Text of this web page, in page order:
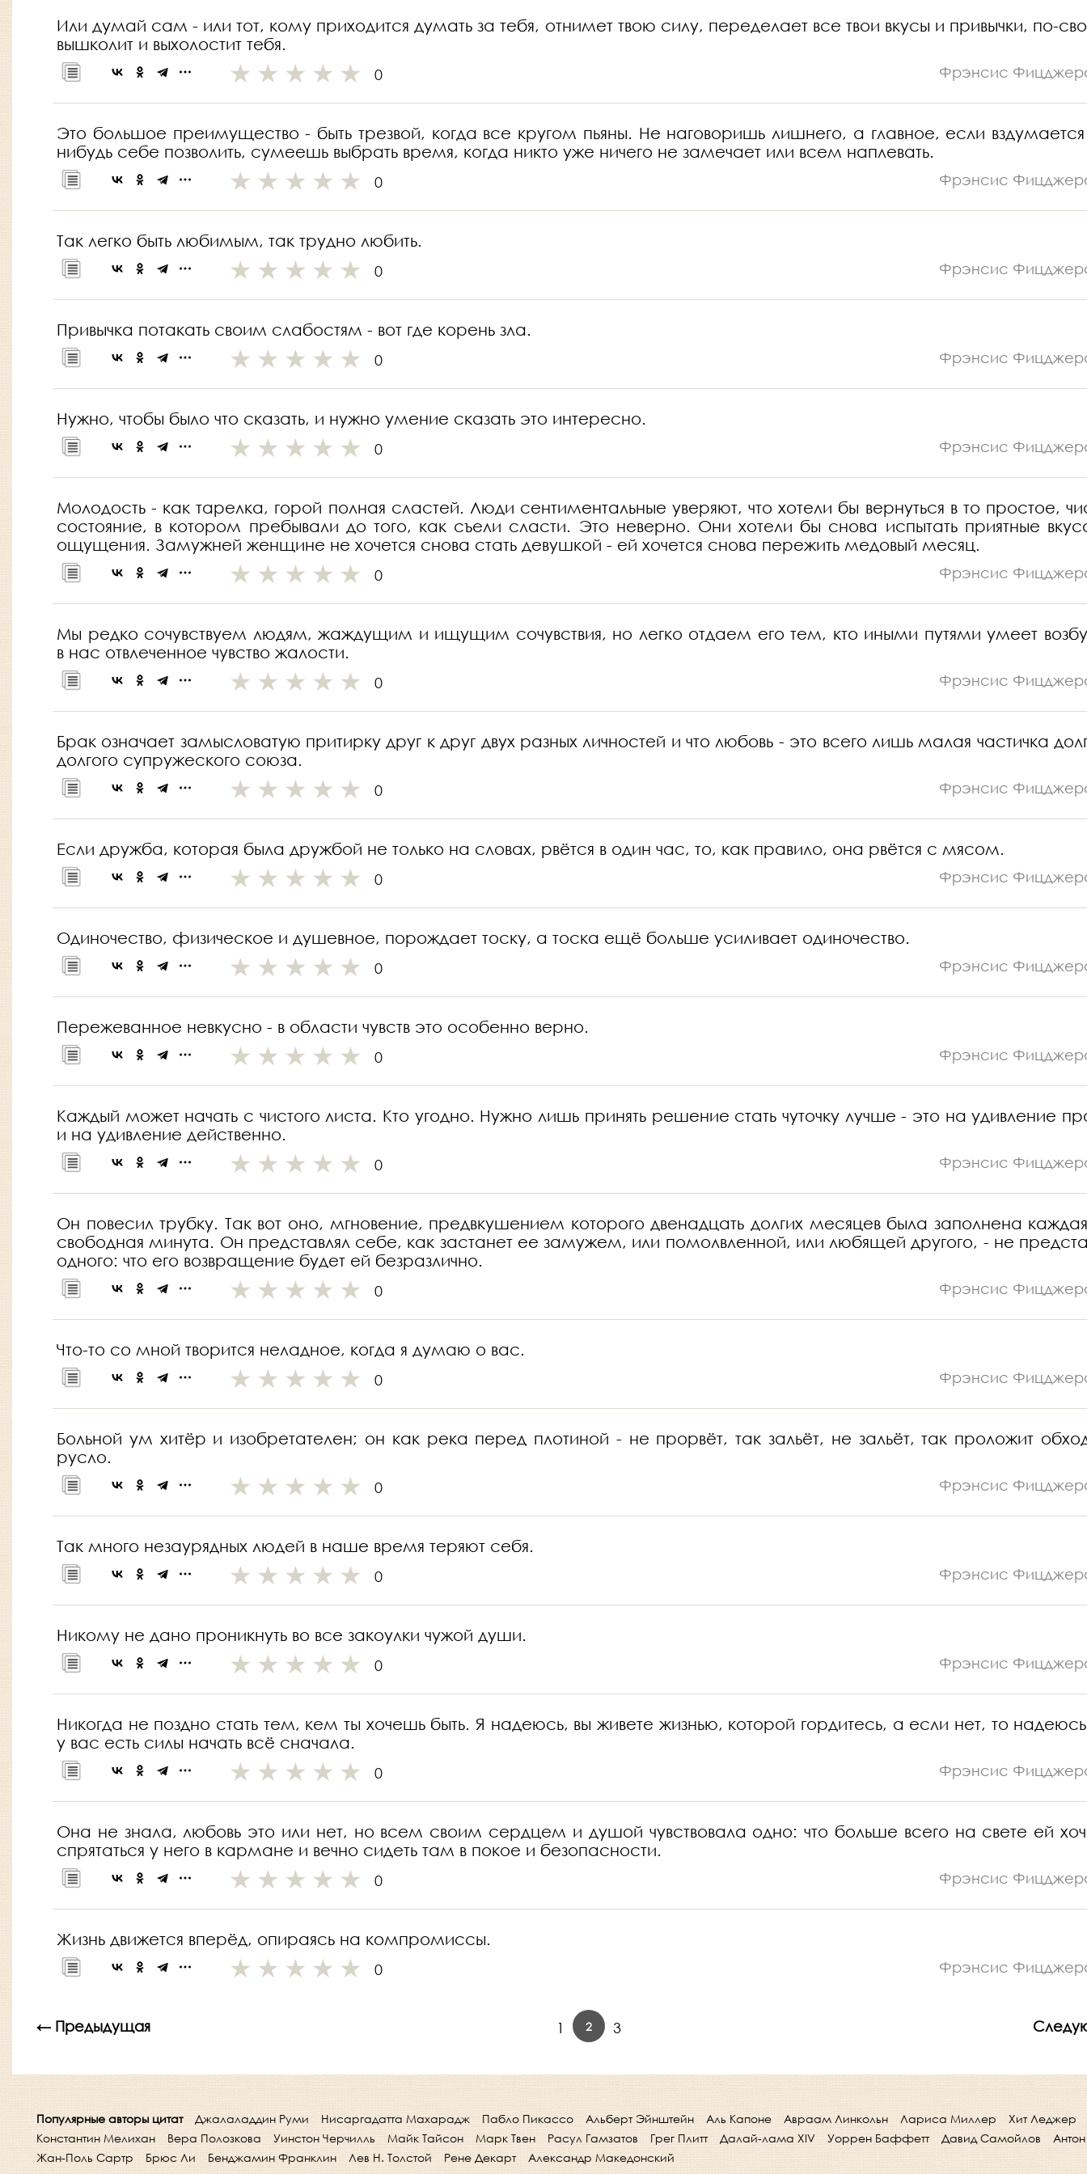
Или думай сам - или тот, кому приходится думать за тебя, отнимет твою силу, переделает все твои вкусы и привычки, по-
вышколит и выхолостит тебя.
0 Фрэнсис
Это большое преимущество - быть трезвой, когда все кругом пьяны. Не наговоришь лишнего, а главное, если вздумается
нибудь себе позволить, сумеешь выбрать время, когда никто уже ничего не замечает или всем наплевать.
0 Фрэнсис
Так легко быть любимым, так трудно любить.
0 Фрэнсис
Привычка потакать своим слабостям - вот где корень зла.
0 Фрэнсис
Нужно, чтобы было что сказать, и нужно умение сказать это интересно.
0 Фрэнсис
Молодость - как тарелка, горой полная сластей. Люди сентиментальные уверяют, что хотели бы вернуться в то простое,
состояние, в котором пребывали до того, как съели сласти. Это неверно. Они хотели бы снова испытать приятные
ощущения. Замужней женщине не хочется снова стать девушкой - ей хочется снова пережить медовый месяц.
0 Фрэнсис
Мы редко сочувствуем людям, жаждущим и ищущим сочувствия, но легко отдаем его тем, кто иными путями умеет
в нас отвлеченное чувство жалости.
0 Фрэнсис
Брак означает замысловатую притирку друг к друг двух разных личностей и что любовь - это всего лишь малая частичка
долгого супружеского союза.
0 Фрэнсис
Если дружба, которая была дружбой не только на словах, рвётся в один час, то, как правило, она рвётся с мясом.
0 Фрэнсис
Одиночество, физическое и душевное, порождает тоску, а тоска ещё больше усиливает одиночество.
0 Фрэнсис
Пережеванное невкусно - в области чувств это особенно верно.
0 Фрэнсис
Каждый может начать с чистого листа. Кто угодно. Нужно лишь принять решение стать чуточку лучше - это на удивление
и на удивление действенно.
0 Фрэнсис
Он повесил трубку. Так вот оно, мгновение, предвкушением которого двенадцать долгих месяцев была заполнена
свободная минута. Он представлял себе, как застанет ее замужем, или помолвленной, или любящей другого, - не
одного: что его возвращение будет ей безразлично.
0 Фрэнсис
Что-то со мной творится неладное, когда я думаю о вас.
0 Фрэнсис
Больной ум хитёр и изобретателен; он как река перед плотиной - не прорвёт, так зальёт, не зальёт, так проложит
русло.
0 Фрэнсис
Так много незаурядных людей в наше время теряют себя.
0 Фрэнсис
Никому не дано проникнуть во все закоулки чужой души.
0 Фрэнсис
Никогда не поздно стать тем, кем ты хочешь быть. Я надеюсь, вы живете жизнью, которой гордитесь, а если нет, то
у вас есть силы начать всё сначала.
0 Фрэнсис
Она не знала, любовь это или нет, но всем своим сердцем и душой чувствовала одно: что больше всего на свете ей
спрятаться у него в кармане и вечно сидеть там в покое и безопасности.
0 Фрэнсис
Жизнь движется вперёд, опираясь на компромиссы.
0 Фрэнсис
← Предыдущая 1 2 3
Популярные авторы цитат Джалаладдин Руми Нисаргадатта Махарадж Пабло Пикассо Альберт Эйнштейн Аль Капоне Авраам Линкольн Лариса Миллер
Хит Леджер
Константин Мелихан
Вера Полозкова Уинстон Черчилль Майк Тайсон Марк Твен Расул Гамзатов Грег Плитт Далай-лама XIV Уоррен Баффетт Давид Самойлов
Жан-Поль Сартр
Брюс Ли Бенджамин Франклин Лев Н. Толстой Рене Декарт Александр Македонский